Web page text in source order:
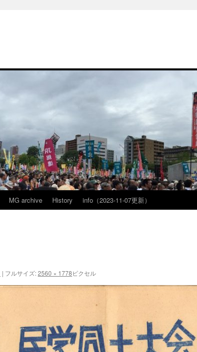
MG archive History info（2023-11-07更新）
| フルサイズ:2560 × 1778ピクセル